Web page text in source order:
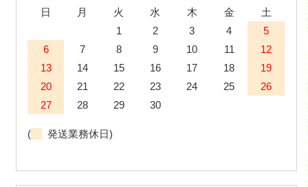
日
月 火 水 木 金
土
1
2 3 4
5
6
7 8 9 10 11
12
13
14 15 16 17 18
19
20
21 22 23 24 25
26
27
28 29 30
( 発送業務休日)